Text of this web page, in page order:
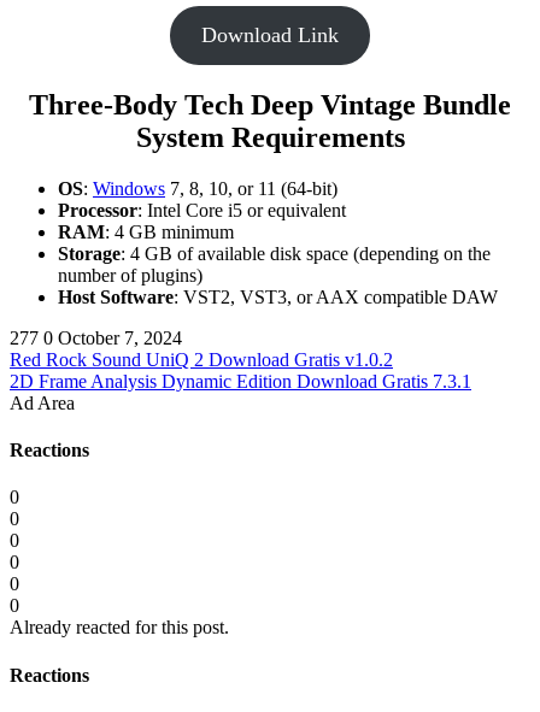
Download Link
Three-Body Tech Deep Vintage Bundle
System Requirements
OS: Windows 7, 8, 10, or 11 (64-bit)
Processor: Intel Core i5 or equivalent
RAM: 4 GB minimum
Storage: 4 GB of available disk space (depending on the
number of plugins)
Host Software: VST2, VST3, or AAX compatible DAW
277 0 October 7, 2024
Red Rock Sound UniQ 2 Download Gratis v1.0.2
2D Frame Analysis Dynamic Edition Download Gratis 7.3.1
Ad Area
Reactions
0
0
0
0
0
0
Already reacted for this post.
Reactions